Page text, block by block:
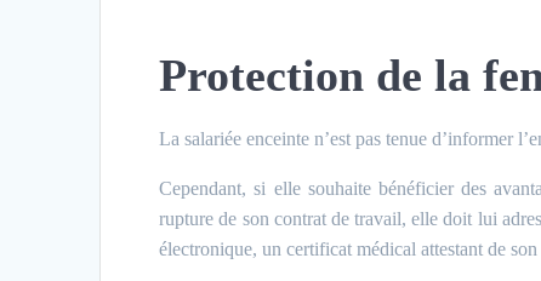
Protection de la
La salariée enceinte n’est pas tenue d’informer
Cependant, si elle souhaite bénéficier des
rupture de son contrat de travail, elle doit lui
électronique, un certificat médical attestant de